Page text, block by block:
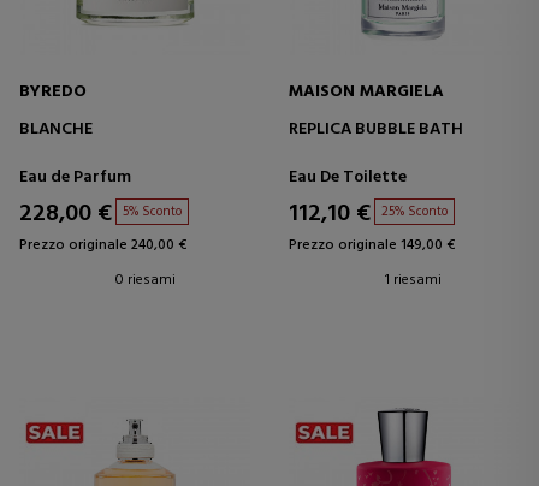
BYREDO
BLANCHE
Eau de Parfum
228,00 € 5% Sconto
Prezzo originale 240,00 €
0 riesami
MAISON MARGIELA
REPLICA BUBBLE BATH
Eau De Toilette
112,10 € 25% Sconto
Prezzo originale 149,00 €
1 riesami